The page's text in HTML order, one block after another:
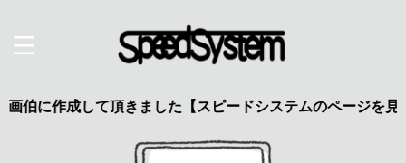
頂きました【スピードシステムのページを見た】で特典